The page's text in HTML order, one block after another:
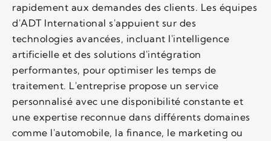
rapidement aux demandes des clients. Les équipes
d'ADT International s'appuient sur des
technologies avancées, incluant l'intelligence
artificielle et des solutions d'intégration
performantes, pour optimiser les temps de
traitement. L'entreprise propose un service
personnalisé avec une disponibilité constante et
une expertise reconnue dans différents domaines
comme l'automobile, la finance, le marketing ou